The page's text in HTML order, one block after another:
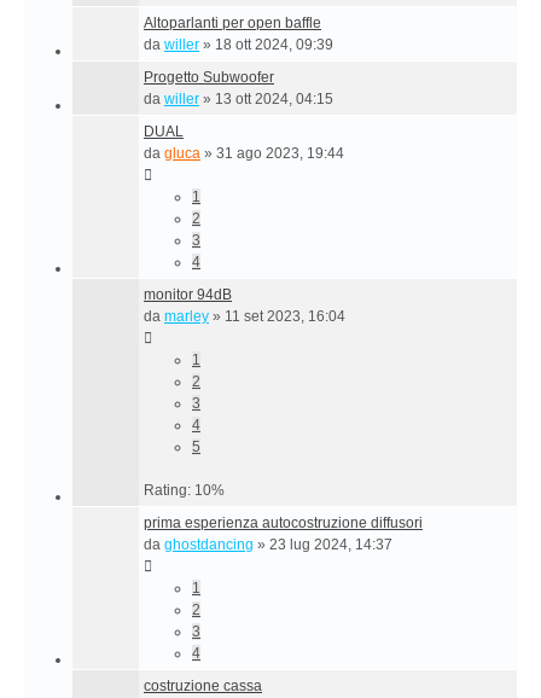
Altoparlanti per open baffle
da willer » 18 ott 2024, 09:39
Progetto Subwoofer
da willer » 13 ott 2024, 04:15
DUAL
da gluca » 31 ago 2023, 19:44
1
2
3
4
monitor 94dB
da marley » 11 set 2023, 16:04
1
2
3
4
5
Rating: 10%
prima esperienza autocostruzione diffusori
da ghostdancing » 23 lug 2024, 14:37
1
2
3
4
costruzione cassa